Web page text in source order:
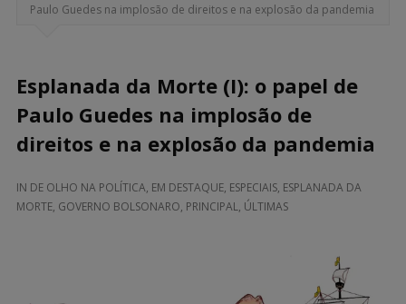
Paulo Guedes na implosão de direitos e na explosão da pandemia
Esplanada da Morte (I): o papel de
Paulo Guedes na implosão de
direitos e na explosão da pandemia
IN DE OLHO NA POLÍTICA, EM DESTAQUE, ESPECIAIS, ESPLANADA DA
MORTE, GOVERNO BOLSONARO, PRINCIPAL, ÚLTIMAS